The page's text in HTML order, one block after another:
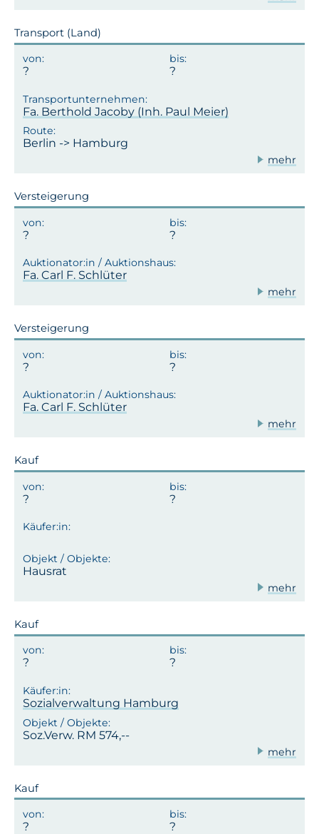
Transport (Land)
Fa. Berthold Jacoby (Inh. Paul Meier)
Berlin -> Hamburg
mehr
Versteigerung
Fa. Carl F. Schlüter
mehr
Versteigerung
Fa. Carl F. Schlüter
mehr
Kauf
Hausrat
mehr
Kauf
Sozialverwaltung Hamburg
Soz.Verw. RM 574,--
mehr
Kauf